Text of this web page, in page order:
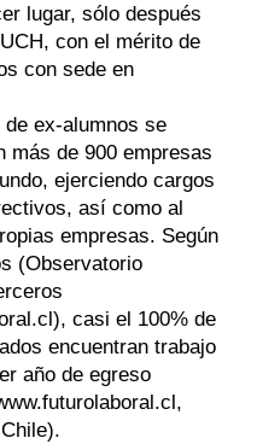
lugar, sólo después
con el mérito de
con sede en
ex-alumnos se
más de 900 empresas
ejerciendo cargos
así como al
empresas. Según
(Observatorio
casi el 100% de
encuentran trabajo
año de egreso